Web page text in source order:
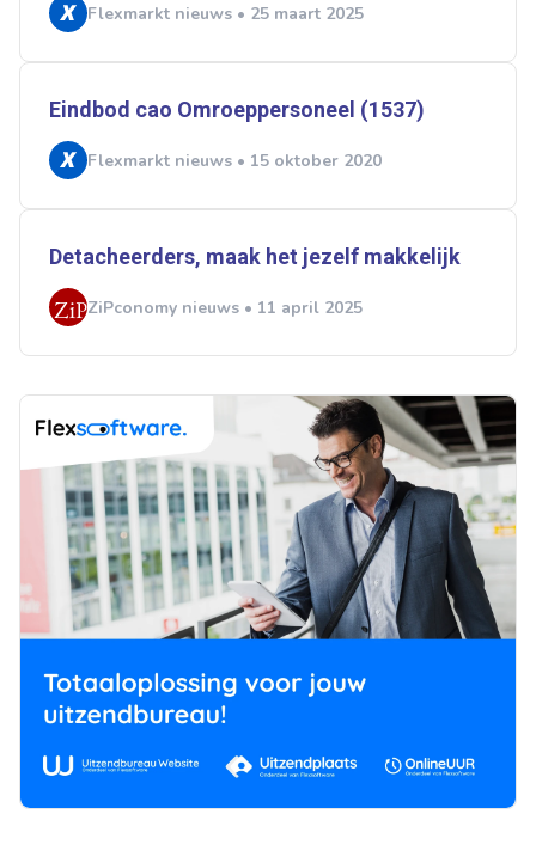
Flexmarkt nieuws • 25 maart 2025
Eindbod cao Omroeppersoneel (1537)
Flexmarkt nieuws • 15 oktober 2020
Detacheerders, maak het jezelf makkelijk
ZiPconomy nieuws • 11 april 2025